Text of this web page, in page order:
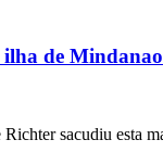
ilha de Mindanao
sacudiu esta